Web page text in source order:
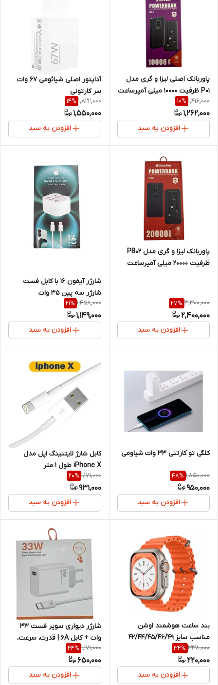
پاوربانک اصلی لیزا و گری مدل
P01 ظرفیت 10000 میلی آمپرساعت
1,416,000
10%
1,262,000
افزودن به سبد
آداپتور اصلی شیائومی ۶۷ وات
سر کارتونی
1,822,000
14%
1,550,000
افزودن به سبد
پاوربانک لیزا و گری مدل PB02
ظرفیت 20000 میلی آمپرساعت
3,300,000
27%
2,400,000
افزودن به سبد
شارژر آیفون 16 با کابل فست
شارژر سه پین 35 وات
1,458,000
21%
1,149,000
افزودن به سبد
کلگی تو کارتنی 33 وات شیاومی
1,850,000
48%
950,000
افزودن به سبد
کابل شارژ لایتنینگ اپل مدل
iPhone X طول ۱ متر
1,171,000
20%
931,000
افزودن به سبد
بند ساعت هوشمند اوشن
مناسب سایز ۴۲/۴۴/۴۵/۴۶/۴۹
338,000
34%
220,000
افزودن به سبد
شارژر دیواری سوپر فست 33
وات + کابل 6A | قدرت، سرعت،
اطمینان
1,171,000
44%
650,000
افزودن به سبد